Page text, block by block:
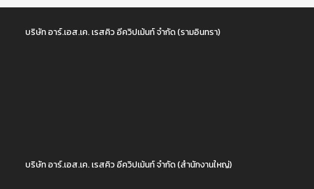
บริษัท อาร์.เอส.เค. เรสคิว อีควิปเม้นท์ จำกัด (รามอินทรา)
บริษัท อาร์.เอส.เค. เรสคิว อีควิปเม้นท์ จำกัด (สำนักงานใหญ่)